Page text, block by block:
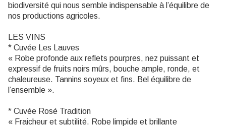
biodiversité qui nous semble indispensable à l’équilibre de
nos productions agricoles.
LES VINS
* Cuvée Les Lauves
« Robe profonde aux reflets pourpres, nez puissant et
expressif de fruits noirs mûrs, bouche ample, ronde, et
chaleureuse. Tannins soyeux et fins. Bel équilibre de
l’ensemble ».
* Cuvée Rosé Tradition
« Fraicheur et subtilité. Robe limpide et brillante